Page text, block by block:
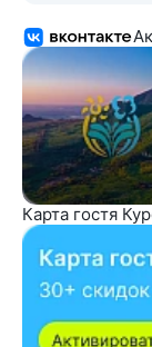
Карта гостя